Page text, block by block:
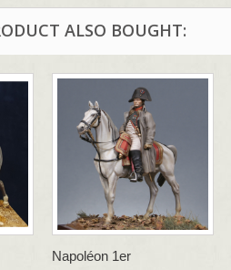
ALSO BOUGHT:
Napoléon 1er